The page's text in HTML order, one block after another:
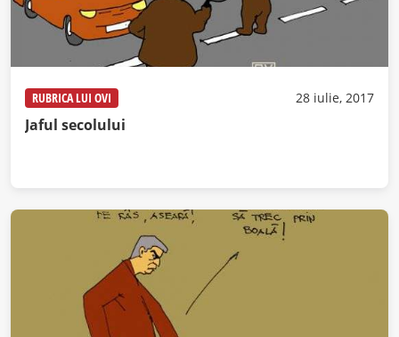
RUBRICA LUI OVI 28 iulie, 2017
Jaful secolului